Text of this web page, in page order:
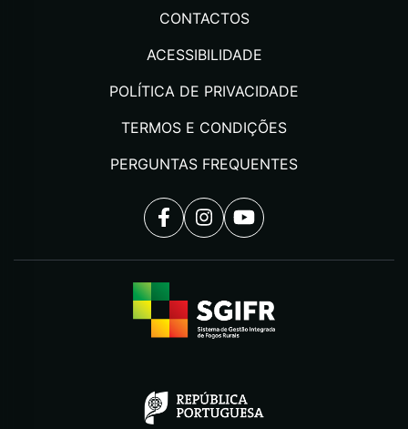
CONTACTOS
ACESSIBILIDADE
POLÍTICA DE PRIVACIDADE
TERMOS E CONDIÇÕES
PERGUNTAS FREQUENTES